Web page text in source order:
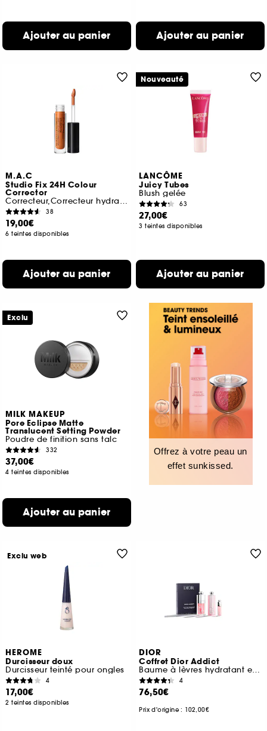
Ajouter au panier Ajouter au panier
M.A.C
Studio Fix 24H Colour
Corrector
Correcteur,Correcteur hydratant et mat
38
19,00€
6 teintes disponibles
Ajouter au panier
LANCÔME
Juicy Tubes
Blush gelée
63
27,00€
3 teintes disponibles
Ajouter au panier
Nouveauté
MILK MAKEUP
Pore Eclipse Matte
Translucent Setting Powder
Poudre de finition sans talc
332
37,00€
4 teintes disponibles
Ajouter au panier
Exclu
Offrez à votre peau un
effet sunkissed.
HEROME
Durcisseur doux
Durcisseur teinté pour ongles
4
17,00€
2 teintes disponibles
Exclu web
DIOR
Coffret Dior Addict
Baume à lèvres hydratant et huile à lèvres
4
76,50€
Prix d'origine : 102,00€